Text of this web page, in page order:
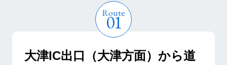
大津IC出口（大津方面）から道